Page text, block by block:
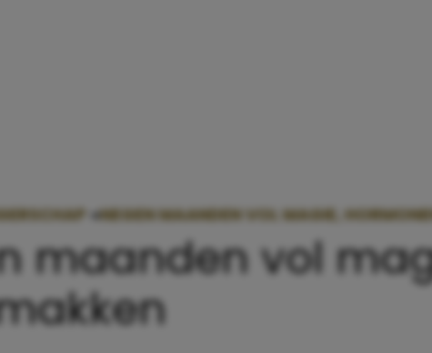
»NEGEN MAANDEN VOL MAGIE,
maanden vol